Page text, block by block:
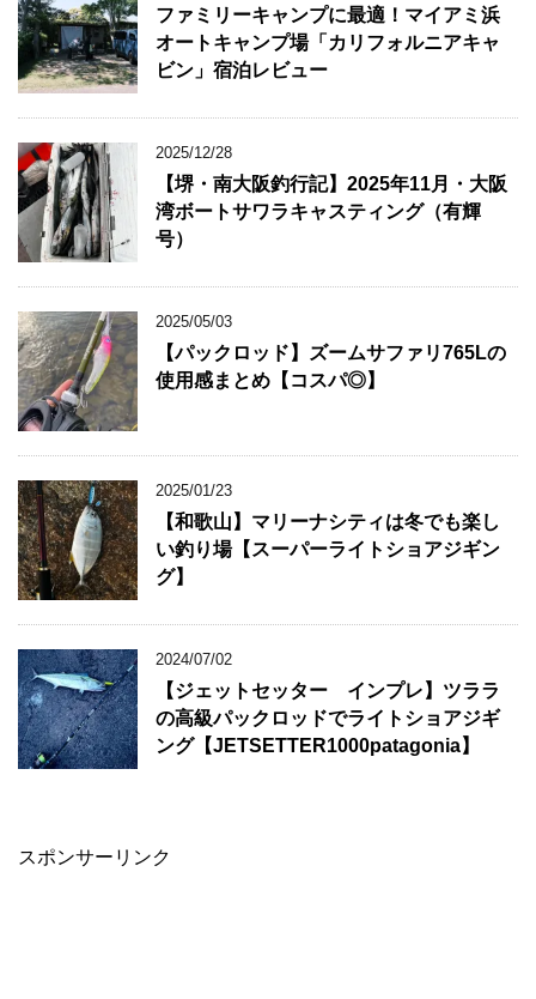
ー
ファミリーキャンプに最適！マイアミ浜
オートキャンプ場「カリフォルニアキャ
ビン」宿泊レビュー
2025/12/28
【堺・南大阪釣行記】2025年11月・大阪
湾ボートサワラキャスティング（有輝
号）
2025/05/03
【パックロッド】ズームサファリ765Lの
使用感まとめ【コスパ◎】
2025/01/23
【和歌山】マリーナシティは冬でも楽し
い釣り場【スーパーライトショアジギン
グ】
2024/07/02
【ジェットセッター インプレ】ツララ
の高級パックロッドでライトショアジギ
ング【JETSETTER1000patagonia】
スポンサーリンク